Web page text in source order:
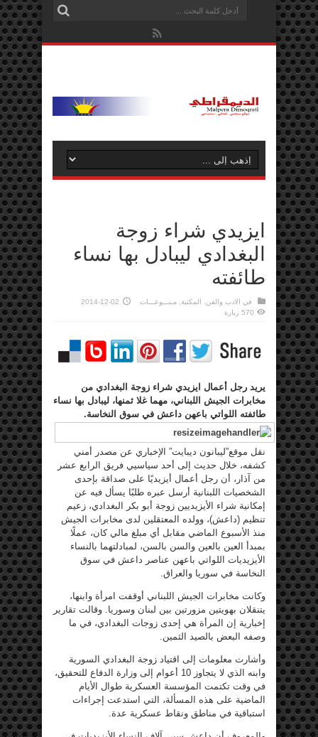
ايزيدي شراء زوجة
البغدادي ليبادل بها نساء
طائفته
في الادب والفن المكتبة مـنـــوعـــات
2014-12-02
570 زيارة
يريد رجل أعمال ايزيدي شراء زوجة البغدادي من
مخابرات الجيش اللبناني، مهما غلا ثمنها، ليبادل بها نساء
طائفته اللواتي باعهن داعش في سوق النخاسة.
نقل موقع”ليبانون ديبايت” الإخباري عن مصدر أمني
كشفه، خلال حديث إلى أحد سياسيي فريق الرابع عشر
من آذار، أن رجل أعمال أيزيديًا على صداقة بإحدى
الشخصيات اللبنانية أرسل عبره طلبًا يسأل فيه عن
إمكانية شراء الأيزيديين زوجة أبو بكر البغدادي، زعيم
تنظيم (داعش)، وولده المعتقلين لدى مخابرات الجيش
منذ الأسبوع الماضي مقابل أي مبلغ مالي كان، عملًا
بمبدأ العين بالعين والسن بالسن، لمبادلتهما بالنساء
الأيزيديات اللواتي باعهن عناصر داعش في سوق
النخاسة في سوريا والعراق.
وكانت مخابرات الجيش اللبناني أوقفت امرأة وابنها،
يتنقلان بهويتين مزورتين بين لبنان وسوريا. وقالت تقارير
إخبارية إن المرأة هي إحدى زوجات البغدادي، في ما
وصفه البعض بالصيد الثمين.
وأشارت معلومات إلى اقتياد زوجة البغدادي السورية
وابنه الذي لا يتجاوز 10 أعوام إلى وزارة الدفاع للتحقيق،
في وقت تكتمت المؤسسة العسكرية طوال الأيام
الماضية على هذه المسألة، التي استدعت إجراءات
استباقية في مناطق ونقاط عسكرية عدة.